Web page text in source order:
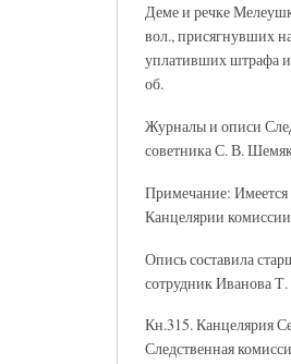
Деме и речке
вол., присягнувших
уплативших штрафа
об.
Журналы и описи
советника С. В.
Примечание:
Канцелярии
Опись составила
сотрудник Иванова
Кн.315. Канцелярия
Следственная